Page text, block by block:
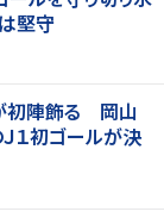
堅守
初陣飾る 岡山
１初ゴールが決